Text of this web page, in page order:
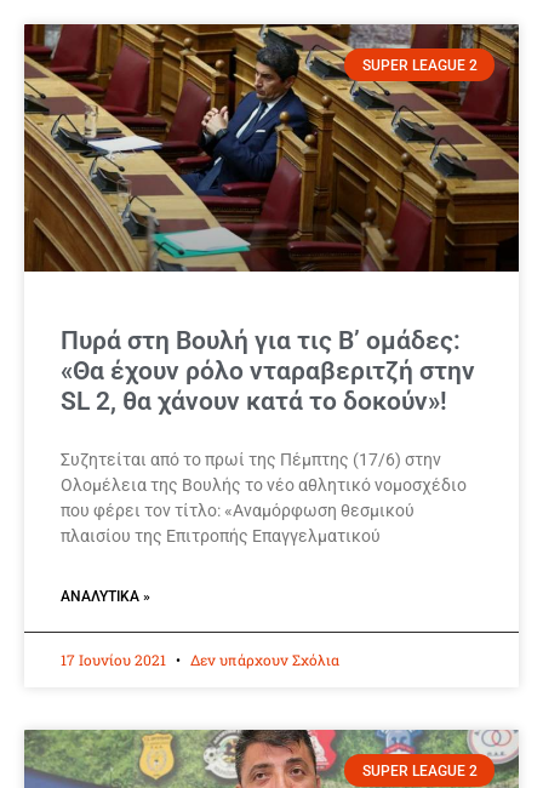
SUPER LEAGUE 2
Πυρά στη Βουλή για τις Β’ ομάδες:
«Θα έχουν ρόλο νταραβεριτζή στην
SL 2, θα χάνουν κατά το δοκούν»!
Συζητείται από το πρωί της Πέμπτης (17/6) στην
Ολομέλεια της Βουλής το νέο αθλητικό νομοσχέδιο
που φέρει τον τίτλο: «Αναμόρφωση θεσμικού
πλαισίου της Επιτροπής Επαγγελματικού
ΑΝΑΛΥΤΙΚΆ »
17 Ιουνίου 2021 Δεν υπάρχουν Σχόλια
SUPER LEAGUE 2